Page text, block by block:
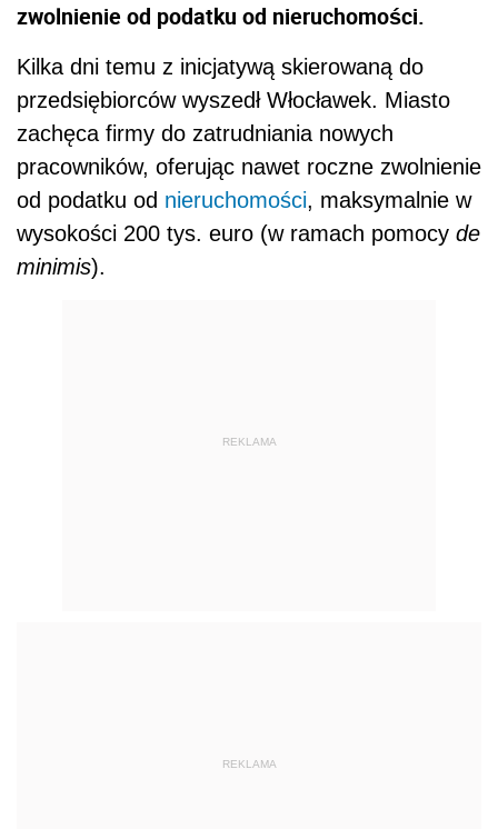
zwolnienie od podatku od nieruchomości.
Kilka dni temu z inicjatywą skierowaną do
przedsiębiorców wyszedł Włocławek. Miasto
zachęca firmy do zatrudniania nowych
pracowników, oferując nawet roczne zwolnienie
od podatku od nieruchomości, maksymalnie w
wysokości 200 tys. euro (w ramach pomocy de
minimis).
REKLAMA
REKLAMA